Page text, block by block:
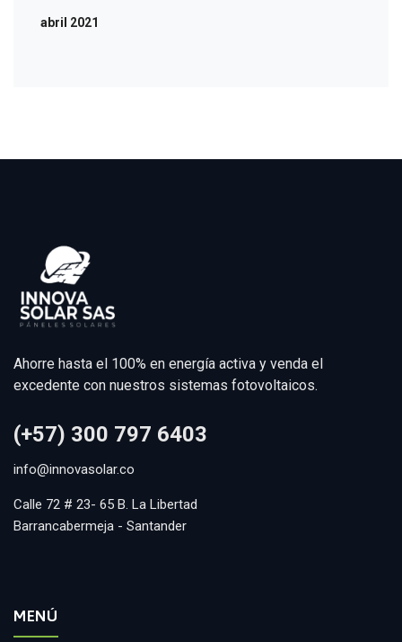
abril 2021
Ahorre hasta el 100% en energía activa y venda el
excedente con nuestros sistemas fotovoltaicos.
(+57) 300 797 6403
info@innovasolar.co
Calle 72 # 23- 65 B. La Libertad
Barrancabermeja - Santander
MENÚ